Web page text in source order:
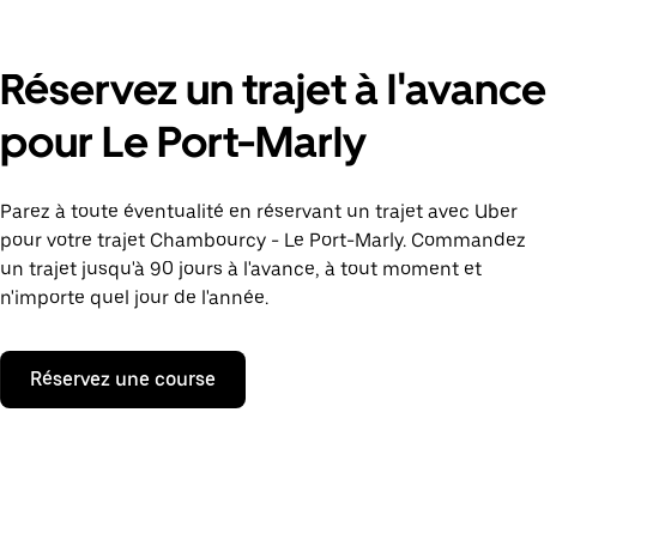
Réservez un trajet à l'avance
pour Le Port-Marly
Parez à toute éventualité en réservant un trajet avec Uber
pour votre trajet Chambourcy - Le Port-Marly. Commandez
un trajet jusqu'à 90 jours à l'avance, à tout moment et
n'importe quel jour de l'année.
Réservez une course